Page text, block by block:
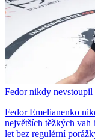
Fedor nikdy nevstoupil
Fedor Emelianenko
největších těžkých vah
let bez regulérní